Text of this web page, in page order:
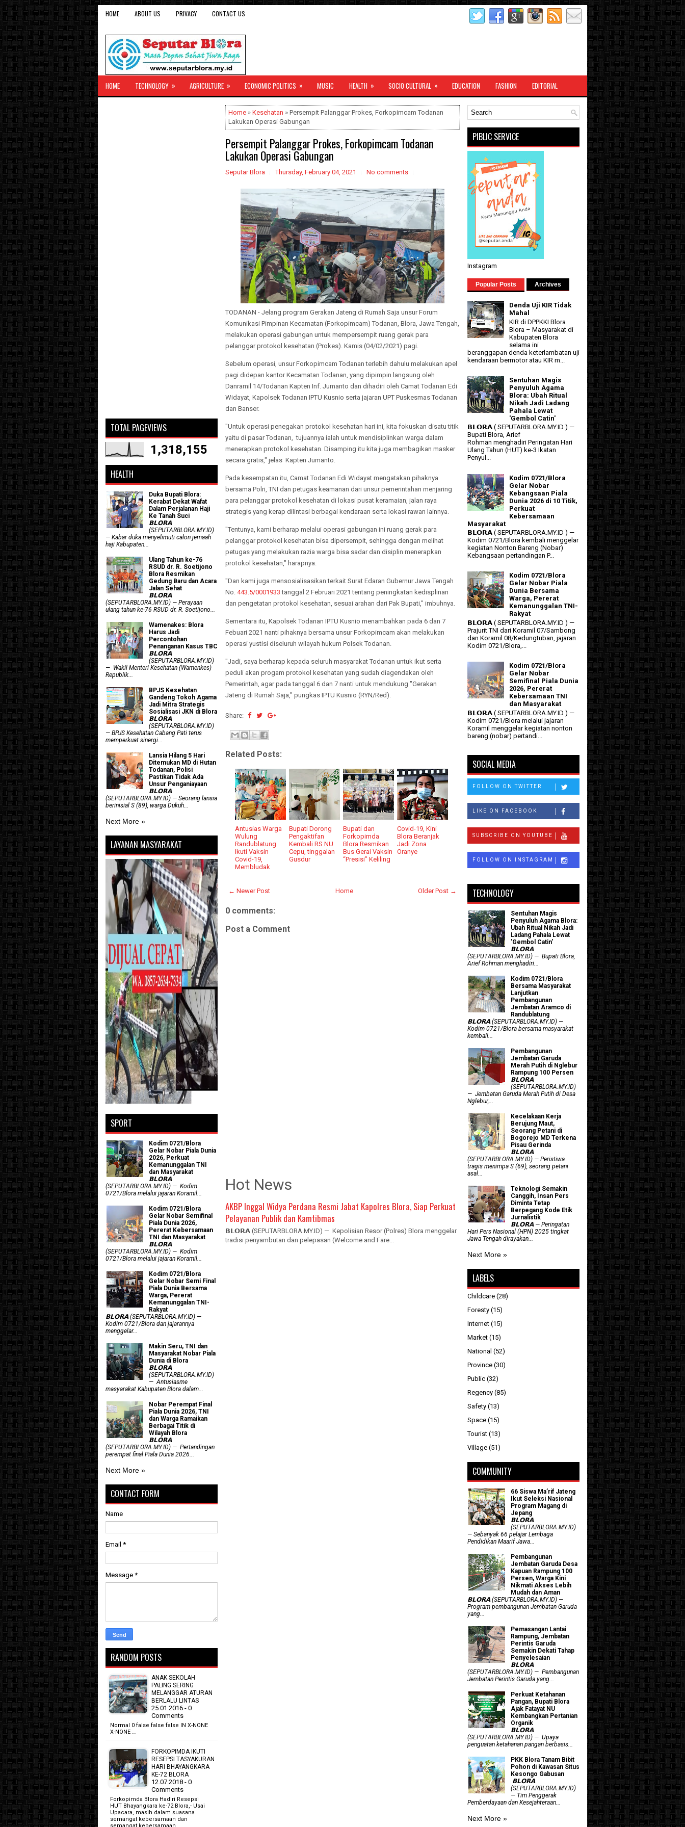
HOME ABOUT US PRIVACY CONTACT US
HOME TECHNOLOGY » AGRICULTURE » ECONOMIC POLITICS » MUSIC HEALTH » SOCIO CULTURAL » EDUCATION FASHION EDITORIAL
Home » Kesehatan » Persempit Palanggar Prokes, Forkopimcam Todanan
Lakukan Operasi Gabungan
Persempit Palanggar Prokes, Forkopimcam Todanan
Lakukan Operasi Gabungan
Seputar Blora Thursday, February 04, 2021 No comments
TODANAN - Jelang program Gerakan Jateng di Rumah Saja unsur Forum
Komunikasi Pimpinan Kecamatan (Forkopimcam) Todanan, Blora, Jawa Tengah,
melakukan operasi gabungan untuk mempersempit ruang gerak para
pelanggar protokol kesehatan (Prokes). Kamis (04/02/2021) pagi.
Sebelum operasi, unsur Forkopimcam Todanan terlebih dahulu melakukan apel
pagi didepan kantor Kecamatan Todanan, yang dipimpin langsung oleh
Danramil 14/Todanan Kapten Inf. Jumanto dan dihadiri oleh Camat Todanan Edi
Widayat, Kapolsek Todanan IPTU Kusnio serta jajaran UPT Puskesmas Todanan
dan Banser.
"Untuk operasi penegakan protokol kesehatan hari ini, kita fokuskan disatu titik
yaitu di pasar Todanan, tujuannya ialah untuk mendisiplinkan warga dalam
menerapkan protokol kesehatan. Disamping itu kita juga membagikan masker
secara gratis," jelas Kapten Jumanto.
Pada kesempatan itu, Camat Todanan Edi Widayat mengatakan pihaknya
bersama Polri, TNI dan petugas keamanan dari unsur pemerintahan menjaring
para pelanggar protokol kesehatan di lokasi pusat keramaian, jalan raya
strategis yang kerap dilintasi berbagai kendaraan serta lokasi rawan lainnya.
"Tentunya, kami berharap melalui operasi gabungan ini ruang gerak para
pelanggar protokol kesehatan bisa dipersempit, sehingga dengan melihat
petugas yang melakukan razia warga bisa sadar dan disiplin menerapkan
protokol kesehatan," harapnya.
"Dan kami juga mensosialisasikan terkait Surat Edaran Gubernur Jawa Tengah
No. 443.5/0001933 tanggal 2 Februari 2021 tentang peningkatan kedisplinan
dan pengetatan protokol kesehatan, sesuai arahan dari Pak Bupati," imbuhnya.
Sementara itu, Kapolsek Todanan IPTU Kusnio menambahkan pada 6 dan 7
Febuari 2021 nanti pihaknya bersama unsur Forkopimcam akan melakukan
operasi yustisi diseluruh wilayah hukum Polsek Todanan.
"Jadi, saya berharap kepada seluruh masyarakat Todanan untuk ikut serta
peduli akan progam protokol kesehatan yang sudah diagendakan oleh
Pemerintah, agar pada tanggal 6 dan 7 nanti untuk mendukung "Gerakan
Jateng di Rumah Saja," pungkas IPTU Kusnio (RYN/Red).
Share:
Related Posts:
Antusias Warga
Wulung
Randublatung
Ikuti Vaksin
Covid-19,
Membludak
Bupati Dorong
Pengaktifan
Kembali RS NU
Cepu, tinggalan
Gusdur
Bupati dan
Forkopimda
Blora Resmikan
Bus Gerai Vaksin
“Presisi” Keliling
Covid-19, Kini
Blora Beranjak
Jadi Zona
Oranye
← Newer Post Older Post →
Home
0 comments:
Post a Comment
Hot News
AKBP Inggal Widya Perdana Resmi Jabat Kapolres Blora, Siap Perkuat
Pelayanan Publik dan Kamtibmas
𝗕𝗟𝗢𝗥𝗔 (SEPUTARBLORA.MY.ID) — Kepolisian Resor (Polres) Blora menggelar
tradisi penyambutan dan pelepasan (Welcome and Fare...
TOTAL PAGEVIEWS
1,318,155
HEALTH
Duka Bupati Blora:
Kerabat Dekat Wafat
Dalam Perjalanan Haji
Ke Tanah Suci
𝗕𝗟𝗢𝗥𝗔
(SEPUTARBLORA.MY.ID)
— Kabar duka menyelimuti calon jemaah
haji Kabupaten...
Ulang Tahun ke-76
RSUD dr. R. Soetijono
Blora Resmikan
Gedung Baru dan Acara
Jalan Sehat
𝗕𝗟𝗢𝗥𝗔
(SEPUTARBLORA.MY.ID) — Perayaan
ulang tahun ke-76 RSUD dr. R. Soetijono...
Wamenakes: Blora
Harus Jadi
Percontohan
Penanganan Kasus TBC
𝗕𝗟𝗢𝗥𝗔
(SEPUTARBLORA.MY.ID)
— Wakil Menteri Kesehatan (Wamenkes)
Republik...
BPJS Kesehatan
Gandeng Tokoh Agama
Jadi Mitra Strategis
Sosialisasi JKN di Blora
𝗕𝗟𝗢𝗥𝗔
(SEPUTARBLORA.MY.ID)
— BPJS Kesehatan Cabang Pati terus
memperkuat sinergi...
Lansia Hilang 5 Hari
Ditemukan MD di Hutan
Todanan, Polisi
Pastikan Tidak Ada
Unsur Penganiayaan
𝗕𝗟𝗢𝗥𝗔
(SEPUTARBLORA.MY.ID) — Seorang lansia
berinisial S (89), warga Dukuh...
Next More »
LAYANAN MASYARAKAT
SPORT
Kodim 0721/Blora
Gelar Nobar Piala Dunia
2026, Perkuat
Kemanunggalan TNI
dan Masyarakat
𝗕𝗟𝗢𝗥𝗔
(SEPUTARBLORA.MY.ID) — Kodim
0721/Blora melalui jajaran Koramil...
Kodim 0721/Blora
Gelar Nobar Semifinal
Piala Dunia 2026,
Pererat Kebersamaan
TNI dan Masyarakat
𝗕𝗟𝗢𝗥𝗔
(SEPUTARBLORA.MY.ID) — Kodim
0721/Blora melalui jajaran Koramil...
Kodim 0721/Blora
Gelar Nobar Semi Final
Piala Dunia Bersama
Warga, Pererat
Kemanunggalan TNI-
Rakyat
𝗕𝗟𝗢𝗥𝗔 (SEPUTARBLORA.MY.ID) —
Kodim 0721/Blora dan jajarannya
menggelar...
Makin Seru, TNI dan
Masyarakat Nobar Piala
Dunia di Blora
𝗕𝗟𝗢𝗥𝗔
(SEPUTARBLORA.MY.ID)
— Antusiasme
masyarakat Kabupaten Blora dalam...
Nobar Perempat Final
Piala Dunia 2026, TNI
dan Warga Ramaikan
Berbagai Titik di
Wilayah Blora
𝗕𝗟𝗢𝗥𝗔
(SEPUTARBLORA.MY.ID) — Pertandingan
perempat final Piala Dunia 2026...
Next More »
CONTACT FORM
Name
Email *
Message *
RANDOM POSTS
ANAK SEKOLAH
PALING SERING
MELANGGAR ATURAN
BERLALU LINTAS
25.01.2016 - 0
Comments
Normal 0 false false false IN X-NONE
X-NONE …
FORKOPIMDA IKUTI
RESEPSI TASYAKURAN
HARI BHAYANGKARA
KE-72 BLORA
12.07.2018 - 0
Comments
Forkopimda Blora Hadiri Resepsi
HUT Bhayangkara ke-72 Blora,- Usai
Upacara, masih dalam suasana
semangat kebersamaan dan
PIBLIC SERVICE
Instagram
Popular Posts Archives
Denda Uji KIR Tidak
Mahal
KIR di DPPKKI Blora
Blora – Masyarakat di
Kabupaten Blora
selama ini
beranggapan denda keterlambatan uji
kendaraan bermotor atau KIR m...
Sentuhan Magis
Penyuluh Agama
Blora: Ubah Ritual
Nikah Jadi Ladang
Pahala Lewat
'Gembol Catin'
𝗕𝗟𝗢𝗥𝗔 ( SEPUTARBLORA.MY.ID ) —
Bupati Blora, Arief
Rohman menghadiri Peringatan Hari
Ulang Tahun (HUT) ke-3 Ikatan
Penyul...
Kodim 0721/Blora
Gelar Nobar
Kebangsaan Piala
Dunia 2026 di 10 Titik,
Perkuat
Kebersamaan
Masyarakat
𝗕𝗟𝗢𝗥𝗔 ( SEPUTARBLORA.MY.ID ) —
Kodim 0721/Blora kembali menggelar
kegiatan Nonton Bareng (Nobar)
Kebangsaan pertandingan P...
Kodim 0721/Blora
Gelar Nobar Piala
Dunia Bersama
Warga, Pererat
Kemanunggalan TNI-
Rakyat
𝗕𝗟𝗢𝗥𝗔 ( SEPUTARBLORA.MY.ID ) —
Prajurit TNI dari Koramil 07/Sambong
dan Koramil 08/Kedungtuban, jajaran
Kodim 0721/Blora,...
Kodim 0721/Blora
Gelar Nobar
Semifinal Piala Dunia
2026, Pererat
Kebersamaan TNI
dan Masyarakat
𝗕𝗟𝗢𝗥𝗔 ( SEPUTARBLORA.MY.ID ) —
Kodim 0721/Blora melalui jajaran
Koramil menggelar kegiatan nonton
bareng (nobar) pertandi...
SOCIAL MEDIA
FOLLOW ON TWITTER
LIKE ON FACEBOOK
SUBSCRIBE ON YOUTUBE
FOLLOW ON INSTAGRAM
TECHNOLOGY
Sentuhan Magis
Penyuluh Agama Blora:
Ubah Ritual Nikah Jadi
Ladang Pahala Lewat
'Gembol Catin'
𝗕𝗟𝗢𝗥𝗔
(SEPUTARBLORA.MY.ID) — Bupati Blora,
Arief Rohman menghadiri...
Kodim 0721/Blora
Bersama Masyarakat
Lanjutkan
Pembangunan
Jembatan Aramco di
Randublatung
𝗕𝗟𝗢𝗥𝗔 (SEPUTARBLORA.MY.ID) —
Kodim 0721/Blora bersama masyarakat
kembali...
Pembangunan
Jembatan Garuda
Merah Putih di Nglebur
Rampung 100 Persen
𝗕𝗟𝗢𝗥𝗔
(SEPUTARBLORA.MY.ID)
— Jembatan Garuda Merah Putih di Desa
Nglebur,...
Kecelakaan Kerja
Berujung Maut,
Seorang Petani di
Bogorejo MD Terkena
Pisau Gerinda
𝗕𝗟𝗢𝗥𝗔
(SEPUTARBLORA.MY.ID) — Peristiwa
tragis menimpa S (69), seorang petani
asal...
Teknologi Semakin
Canggih, Insan Pers
Diminta Tetap
Berpegang Kode Etik
Jurnalistik
𝗕𝗟𝗢𝗥𝗔 — Peringatan
Hari Pers Nasional (HPN) 2025 tingkat
Jawa Tengah dirayakan...
Next More »
LABELS
Childcare (28)
Foresty (15)
Internet (15)
Market (15)
National (52)
Province (30)
Public (32)
Regency (85)
Safety (13)
Space (15)
Tourist (13)
Village (51)
COMMUNITY
66 Siswa Ma’rif Jateng
Ikut Seleksi Nasional
Program Magang di
Jepang
𝗕𝗟𝗢𝗥𝗔
(SEPUTARBLORA.MY.ID)
— Sebanyak 66 pelajar Lembaga
Pendidikan Maarif Jawa...
Pembangunan
Jembatan Garuda Desa
Kapuan Rampung 100
Persen, Warga Kini
Nikmati Akses Lebih
Mudah dan Aman
𝗕𝗟𝗢𝗥𝗔 (SEPUTARBLORA.MY.ID) —
Program pembangunan Jembatan Garuda
yang...
Pemasangan Lantai
Rampung, Jembatan
Perintis Garuda
Semakin Dekati Tahap
Penyelesaian
𝗕𝗟𝗢𝗥𝗔
(SEPUTARBLORA.MY.ID) — Pembangunan
Jembatan Perintis Garuda yang...
​Perkuat Ketahanan
Pangan, Bupati Blora
Ajak Fatayat NU
Kembangkan Pertanian
Organik
𝗕𝗟𝗢𝗥𝗔
(SEPUTARBLORA.MY.ID) — Upaya
penguatan ketahanan pangan berbasis...
PKK Blora Tanam Bibit
Pohon di Kawasan Situs
Kesongo Gabusan
‎ 𝗕𝗟𝗢𝗥𝗔
(SEPUTARBLORA.MY.ID)
— Tim Penggerak
Pemberdayaan dan Kesejahteraan...
Next More »